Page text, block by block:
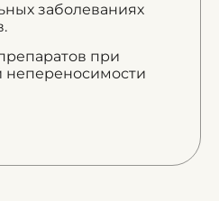
заболеваниях
при
непереносимости